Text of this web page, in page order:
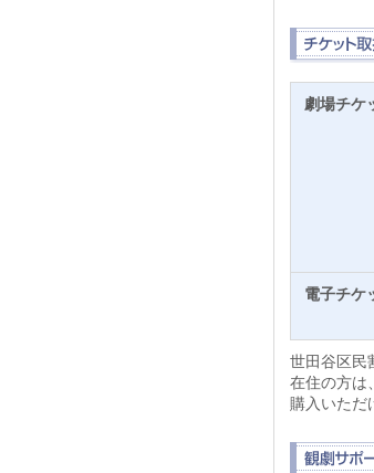
劇場チケ
電子チケ
世田谷区民
在住の方は
購入いただ